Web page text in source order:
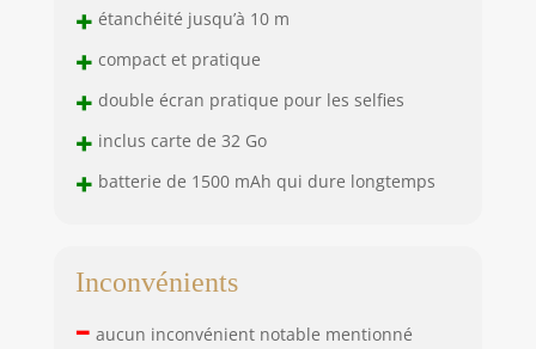
offre une couleur
qui facilite la
ou en enregistrant
et des fonctions de
+ étanchéité jusqu’à 10 m
+ compact et pratique
+ double écran pratique pour les selfies
+ inclus carte de 32 Go
+ batterie de 1500 mAh qui dure longtemps
Inconvénients
– aucun inconvénient notable mentionné